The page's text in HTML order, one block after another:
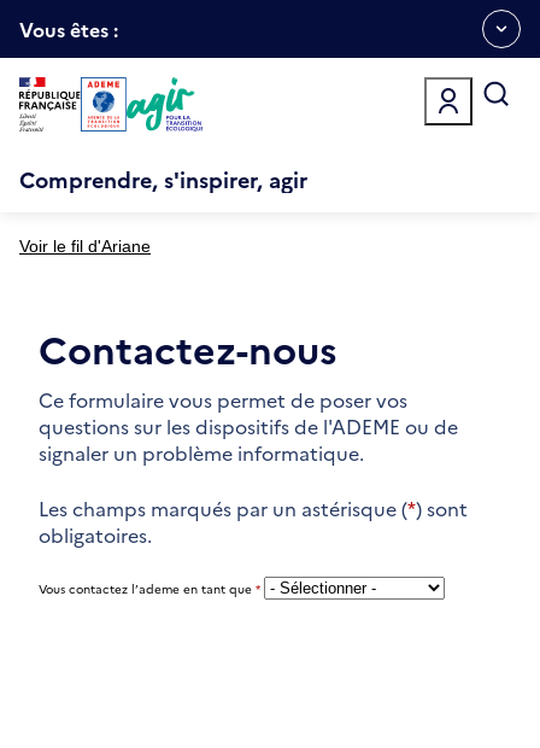
au
Ouvrir
le
menu
espace
Vous êtes :
Comprendre, s'inspirer, agir
Voir le fil d'Ariane
Contactez-nous
Ce formulaire vous permet de poser vos
questions sur les dispositifs de l'ADEME ou de
signaler un problème informatique.
Les champs marqués par un astérisque (*) sont
obligatoires.
Vous contactez l’ademe en tant que *